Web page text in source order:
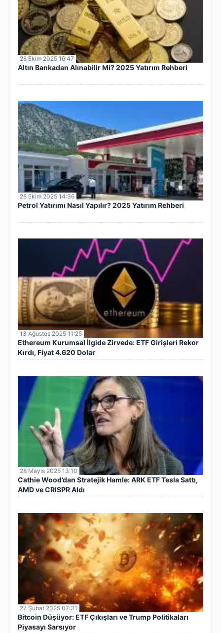
28 Ekim 2025 16:47
Altın Bankadan Alınabilir Mi? 2025 Yatırım Rehberi
28 Ekim 2025 14:36
Petrol Yatırımı Nasıl Yapılır? 2025 Yatırım Rehberi
13 Ağustos 2025 11:25
Ethereum Kurumsal İlgide Zirvede: ETF Girişleri Rekor
Kırdı, Fiyat 4.620 Dolar
28 Mayıs 2025 13:10
Cathie Wood’dan Stratejik Hamle: ARK ETF Tesla Sattı,
AMD ve CRISPR Aldı
27 Şubat 2025 07:31
Bitcoin Düşüyor: ETF Çıkışları ve Trump Politikaları
Piyasayı Sarsıyor